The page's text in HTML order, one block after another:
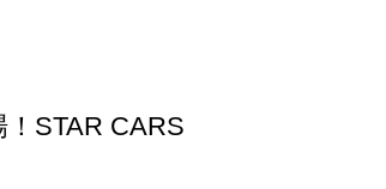
STAR CARS